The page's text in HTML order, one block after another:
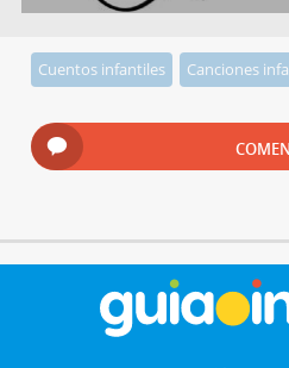
Cuentos infantiles Canciones